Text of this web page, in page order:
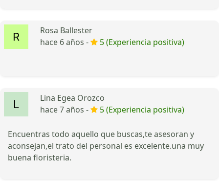
Rosa Ballester
hace 6 años -
5 (Experiencia positiva)
Lina Egea Orozco
hace 7 años -
5 (Experiencia positiva)
Encuentras todo aquello que buscas,te asesoran y
aconsejan,el trato del personal es excelente.una muy
buena floristeria.